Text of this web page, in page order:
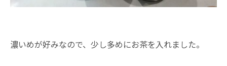
濃いめが好みなので、少し多めにお茶を入れました。